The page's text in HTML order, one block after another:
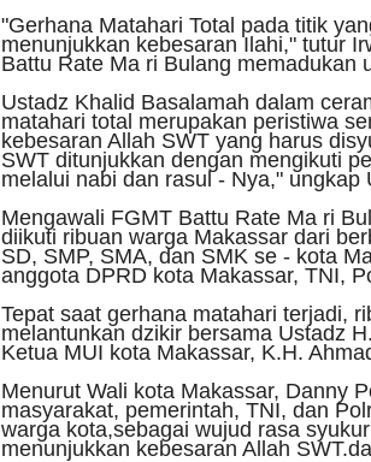
"Gerhana Matahari Total pada titik
menunjukkan kebesaran Ilahi," tutur
Battu Rate Ma ri Bulang memadukan
Ustadz Khalid Basalamah dalam
matahari total merupakan peristiwa
kebesaran Allah SWT yang harus
SWT ditunjukkan dengan mengikuti
melalui nabi dan rasul - Nya," ungkap
Mengawali FGMT Battu Rate Ma ri
diikuti ribuan warga Makassar dari
SD, SMP, SMA, dan SMK se - kota
anggota DPRD kota Makassar, TNI,
Tepat saat gerhana matahari terjadi,
melantunkan dzikir bersama Ustadz
Ketua MUI kota Makassar, K.H.
Menurut Wali kota Makassar, Danny
masyarakat, pemerintah, TNI, dan
warga kota,sebagai wujud rasa
menunjukkan kebesaran Allah